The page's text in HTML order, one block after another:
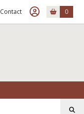
Contact 0